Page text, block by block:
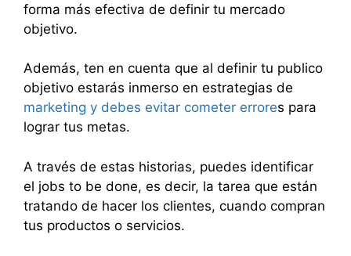
forma más efectiva de definir tu mercado
objetivo.
Además, ten en cuenta que al definir tu publico
objetivo estarás inmerso en estrategias de
marketing y debes evitar cometer errores para
lograr tus metas.
A través de estas historias, puedes identificar
el jobs to be done, es decir, la tarea que están
tratando de hacer los clientes, cuando compran
tus productos o servicios.